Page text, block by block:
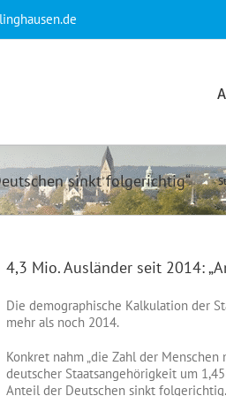
sinkt folgerichtig“
4,3 Mio. Ausländer seit 2014:
Die demographische Kalkulation der
mehr als noch 2014.
Konkret nahm „die Zahl der
deutscher Staatsangehörigkeit um
Anteil der Deutschen sinkt